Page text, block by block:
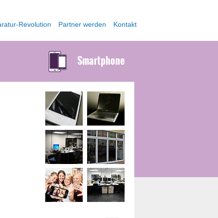
Revolution Partner werden Kontakt
Smartphone